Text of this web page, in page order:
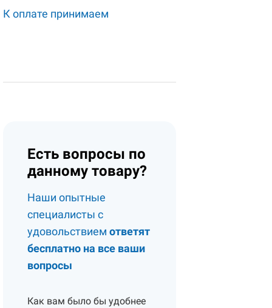
К оплате принимаем
Есть вопросы по
данному товару?
Наши опытные
специалисты с
удовольствием ответят
бесплатно на все ваши
вопросы
Как вам было бы удобнее